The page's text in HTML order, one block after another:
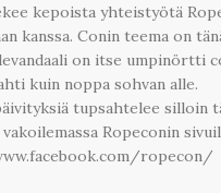
kepoista yhteistyötä
kanssa. Conin teema on
on itse umpinörtti
kuin noppa sohvan alle.
tupsahtelee silloin
Ropeconin
ropecon/